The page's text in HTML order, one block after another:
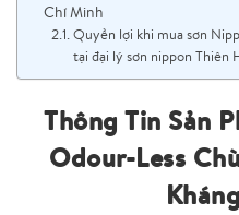
Chí Minh
Quyền lợi khi mua sơn
tại đại lý sơn nippon Thiên
Thông Tin Sản
Odour-Less